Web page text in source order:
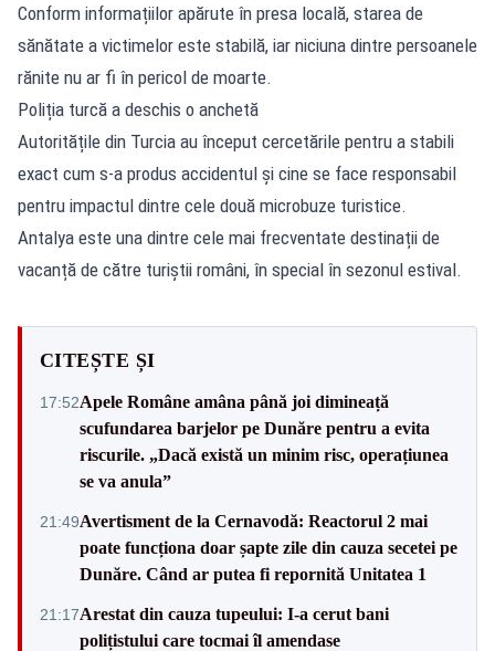
Conform informațiilor apărute în presa locală, starea de
sănătate a victimelor este stabilă, iar niciuna dintre persoanele
rănite nu ar fi în pericol de moarte.
Poliția turcă a deschis o anchetă
Autoritățile din Turcia au început cercetările pentru a stabili
exact cum s-a produs accidentul și cine se face responsabil
pentru impactul dintre cele două microbuze turistice.
Antalya este una dintre cele mai frecventate destinații de
vacanță de către turiștii români, în special în sezonul estival.
CITEȘTE ȘI
17:52Apele Române amâna până joi dimineață
scufundarea barjelor pe Dunăre pentru a evita
riscurile. „Dacă există un minim risc, operațiunea
se va anula”
21:49Avertisment de la Cernavodă: Reactorul 2 mai
poate funcționa doar șapte zile din cauza secetei pe
Dunăre. Când ar putea fi repornită Unitatea 1
21:17Arestat din cauza tupeului: I-a cerut bani
polițistului care tocmai îl amendase